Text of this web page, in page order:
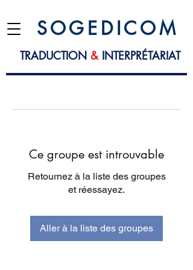
S O G E D I C O M
TRADUCTION &INTERPRÉTARIAT
Ce groupe est introuvable
Retournez à la liste des groupes
et réessayez.
Aller à la liste des groupes